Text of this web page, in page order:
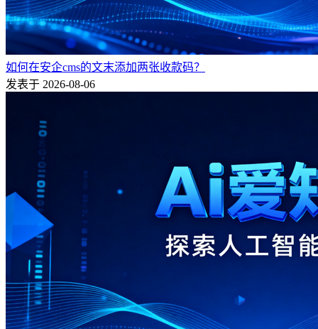
如何在安企cms的文末添加两张收款码？
发表于 2026-08-06